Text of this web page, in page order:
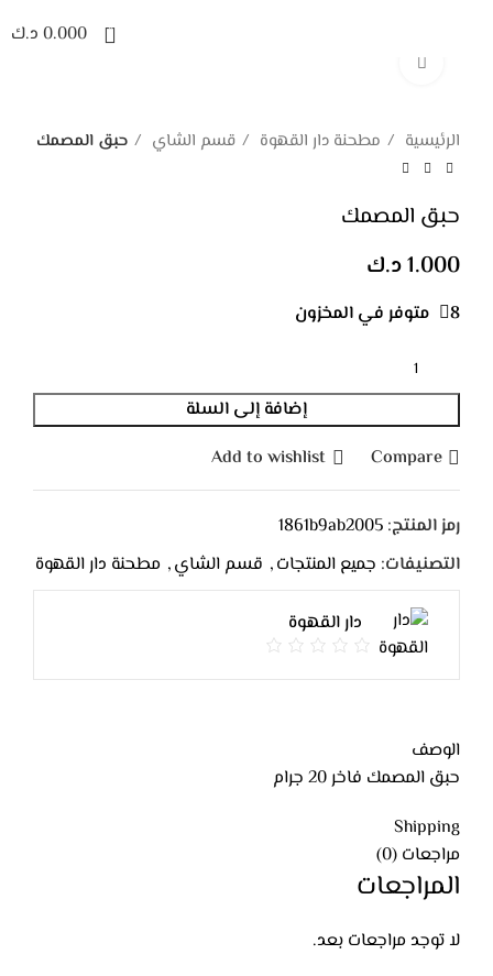
0
0.000 د.ك
الرئيسية مطحنة دار القهوة قسم الشاي حبق المصمك
حبق المصمك
1.000د.ك
8 متوفر في المخزون
إضافة إلى السلة
Compare
Add to wishlist
رمز المنتج: 1861b9ab2005
التصنيفات: جميع المنتجات, قسم الشاي, مطحنة دار القهوة
دار القهوة
الوصف
حبق المصمك فاخر 20 جرام
Shipping
مراجعات (0)
المراجعات
لا توجد مراجعات بعد.